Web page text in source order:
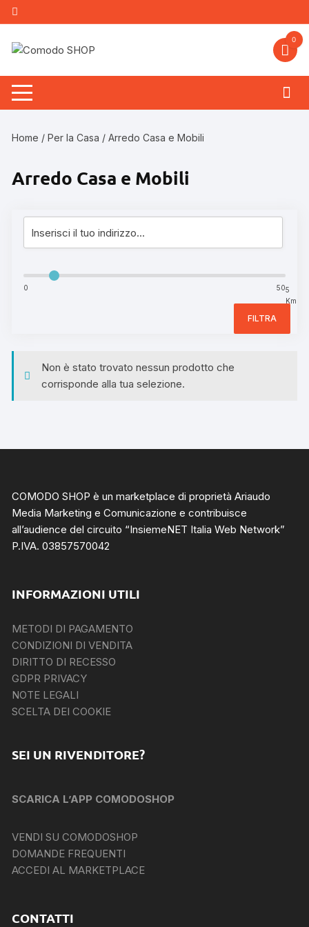
Vai
al
contenuto
0
Home /Per la Casa / Arredo Casa e Mobili
Arredo Casa e Mobili
0
5
Km
50
FILTRA
Non è stato trovato nessun prodotto che
corrisponde alla tua selezione.
COMODO SHOP è un marketplace di proprietà Ariaudo
Media Marketing e Comunicazione e contribuisce
all’audience del circuito “InsiemeNET Italia Web Network”
P.IVA. 03857570042
INFORMAZIONI UTILI
METODI DI PAGAMENTO
CONDIZIONI DI VENDITA
DIRITTO DI RECESSO
GDPR PRIVACY
NOTE LEGALI
SCELTA DEI COOKIE
SEI UN RIVENDITORE?
SCARICA L’APP COMODOSHOP
VENDI SU COMODOSHOP
DOMANDE FREQUENTI
ACCEDI AL MARKETPLACE
CONTATTI